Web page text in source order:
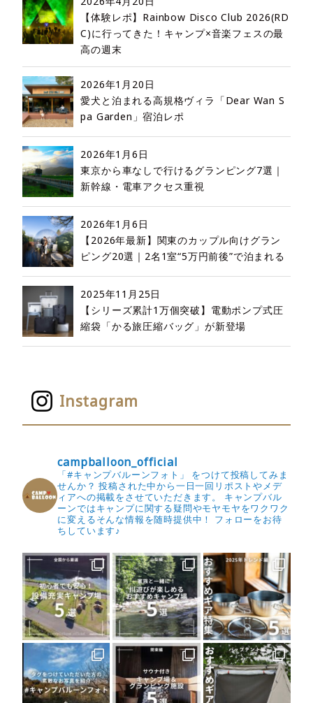
【体験レポ】Rainbow Disco Club 2026(RD
C)に行ってきた！キャンプ×音楽フェスの最
高の週末
2026年1月20日
愛犬と泊まれる高規格ヴィラ「Dear Wan S
pa Garden」宿泊レポ
2026年1月6日
東京から車なしで行けるグランピング7選｜
新幹線・電車アクセス重視
2026年1月6日
【2026年最新】関東のカップル向けグラン
ピング20選｜2名1室“5万円前後”で泊まれる
2025年11月25日
【シリーズ累計1万個突破】電動ポンプ式圧
縮袋「かる旅圧縮バッグ」が新登場
Instagram
campballoon_official
「#キャンプバルーンフォト」 をつけて投稿してみま
せんか？ 投稿された中から一日一回リポストやメデ
ィアへの掲載をさせていただきます。
キャンプバル
ーンではキャンプに関する疑問やモヤモヤをワクワク
に変えるそんな情報を随時提供中！
フォローをお待
ちしています♪